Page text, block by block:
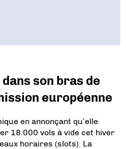
son bras de
européenne
en annonçant qu’elle
18.000 vols à vide cet hiver
horaires (slots). La